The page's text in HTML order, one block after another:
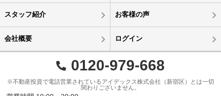
スタッフ紹介 お客様の声
会社概要 ログイン
0120-979-668
※不動産投資で電話営業されているアイデックス株式会社（新宿区）とは一切
関わりございません。